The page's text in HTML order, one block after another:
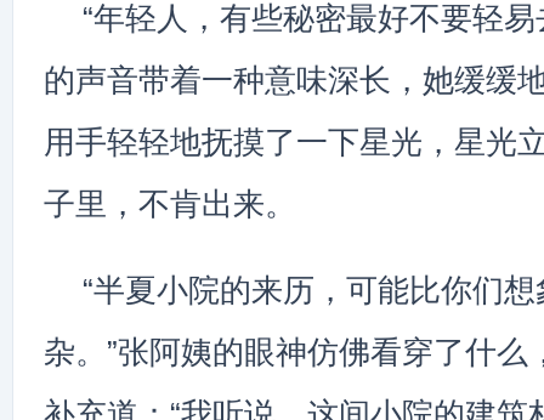
“年轻人，有些秘密最好不要轻
的声音带着一种意味深长，她缓缓
用手轻轻地抚摸了一下星光，星光
子里，不肯出来。
“半夏小院的来历，可能比你们
杂。”张阿姨的眼神仿佛看穿了什么